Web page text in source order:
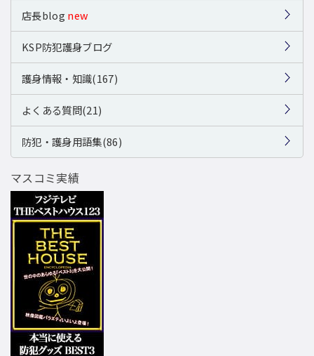
店長blog new
KSP防犯護身ブログ
護身情報・知識(167)
よくある質問(21)
防犯・護身用語集(86)
マスコミ実績